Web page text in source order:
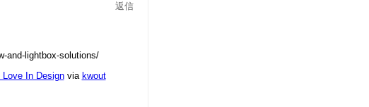
返信
In Designvia kwout